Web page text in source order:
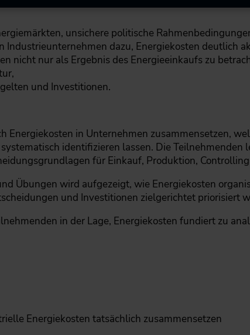
unsichere politische
dazu, Energiekosten deutlich
nicht nur als Ergebnis des Energieeinkaufs zu
und Investitionen.
Energiekosten in Unternehmen zusammensetzen,
identifizieren lassen. Die
für Einkauf, Produktion,
Übungen wird aufgezeigt, wie Energiekosten
und Investitionen zielgerichtet priorisiert
in der Lage, Energiekosten fundiert zu
Energiekosten tatsächlich zusammensetzen